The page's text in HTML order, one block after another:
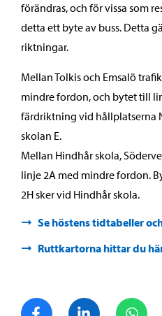
förändras, och för vissa som
detta ett byte av buss. Detta
riktningar.
Mellan Tolkis och Emsalö
mindre fordon, och bytet till
färdriktning vid hållplatserna
skolan E.
Mellan Hindhår skola,
linje 2A med mindre fordon.
2H sker vid Hindhår skola.
Se höstens tidtabeller
Ruttkartorna hittar du
Dela på Facebook
Dela på